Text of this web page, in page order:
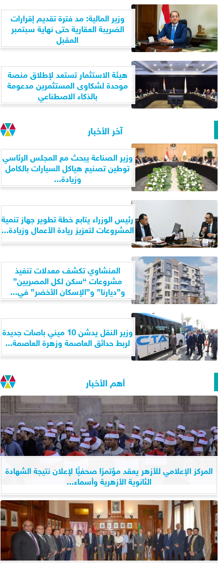
وزير المالية: مد فترة تقديم إقرارات
الضريبة العقارية حتى نهاية سبتمبر
المقبل
هيئة الاستثمار تستعد لإطلاق منصة
موحدة لشكاوى المستثمرين مدعومة
بالذكاء الاصطناعي
آخر الأخبار
وزير الصناعة يبحث مع المجلس الرئاسي
توطين تصنيع هياكل السيارات بالكامل
وزيادة...
رئيس الوزراء يتابع خطة تطوير جهاز تنمية
المشروعات لتعزيز ريادة الأعمال وزيادة...
المنشاوي تكشف معدلات تنفيذ
مشروعات “سكن لكل المصريين”
و”ديارنا” و”الإسكان الأخضر” في...
وزير النقل يدشن 10 ميني باصات جديدة
لربط حدائق العاصمة وزهرة العاصمة...
أهم الأخبار
المركز الإعلامي للأزهر يعقد مؤتمرًا صحفيًّا لإعلان نتيجة الشهادة
الثانوية الأزهرية وأسماء...